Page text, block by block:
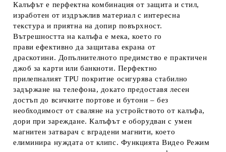
Калъфът е перфектна комбинация от защита и стил,
изработен от издръжлив материал с интересна
текстура и приятна на допир повърхност.
Вътрешността на калъфа е мека, което го
прави ефективно да защитава екрана от
драскотини. Допълнителното предимство е практичен
джоб за карти или банкноти. Перфектно
прилепналият TPU покритие осигурява стабилно
задържане на телефона, докато предоставя лесен
достъп до всичките портове и бутони – без
необходимост от сваляне на устройството от калъфа,
дори при зареждане. Калъфът е оборудван с умен
магнитен затварач с вградени магнити, което
елиминира нуждата от клипс. Функцията Видео Режим